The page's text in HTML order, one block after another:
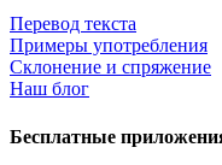
Перевод текста
Примеры употребления
Склонение и спряжение
Наш блог
Бесплатные